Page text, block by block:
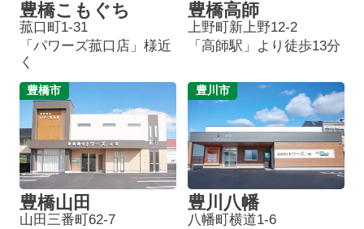
豊橋こもぐち
菰口町1-31
「パワーズ菰口店」様近
く
豊橋高師
上野町新上野12-2
「高師駅」より徒歩13分
豊橋市
豊橋山田
山田三番町62-7
豊川市
豊川八幡
八幡町横道1-6